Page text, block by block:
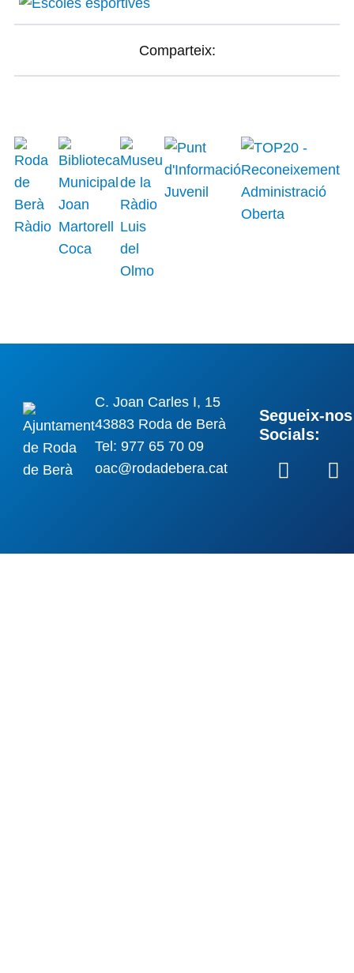
Comparteix:
C. Joan Carles I, 15
43883 Roda de Berà
Tel: 977 65 70 09
oac@rodadebera.cat
Segueix-
Socials: